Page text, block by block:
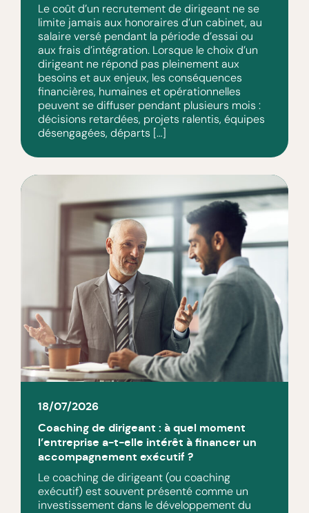
Le coût d’un recrutement de dirigeant ne se
limite jamais aux honoraires d’un cabinet, au
salaire versé pendant la période d’essai ou
aux frais d’intégration. Lorsque le choix d’un
dirigeant ne répond pas pleinement aux
besoins et aux enjeux, les conséquences
financières, humaines et opérationnelles
peuvent se diffuser pendant plusieurs mois :
décisions retardées, projets ralentis, équipes
désengagées, départs […]
18/07/2026
Coaching de dirigeant : à quel moment
l’entreprise a-t-elle intérêt à financer un
accompagnement exécutif ?
Le coaching de dirigeant (ou coaching
exécutif) est souvent présenté comme un
investissement dans le développement du